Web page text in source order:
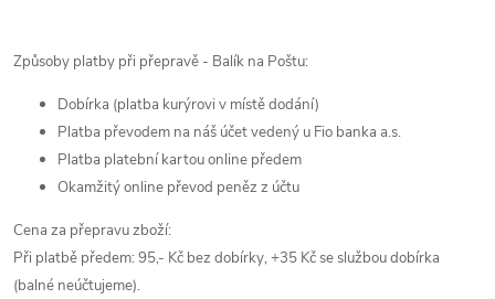
Způsoby platby při přepravě - Balík na Poštu:
Dobírka (platba kurýrovi v místě dodání)
Platba převodem na náš účet vedený u Fio banka a.s.
Platba platební kartou online předem
Okamžitý online převod peněz z účtu
Cena za přepravu zboží:
Při platbě předem: 95,- Kč bez dobírky, +35 Kč se službou dobírka
(balné neúčtujeme).